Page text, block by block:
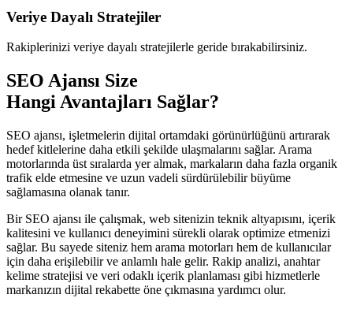
Veriye Dayalı Stratejiler
Rakiplerinizi veriye dayalı stratejilerle geride bırakabilirsiniz.
SEO Ajansı Size
Hangi Avantajları Sağlar?
SEO ajansı, işletmelerin dijital ortamdaki görünürlüğünü artırarak
hedef kitlelerine daha etkili şekilde ulaşmalarını sağlar. Arama
motorlarında üst sıralarda yer almak, markaların daha fazla organik
trafik elde etmesine ve uzun vadeli sürdürülebilir büyüme
sağlamasına olanak tanır.
Bir SEO ajansı ile çalışmak, web sitenizin teknik altyapısını, içerik
kalitesini ve kullanıcı deneyimini sürekli olarak optimize etmenizi
sağlar. Bu sayede siteniz hem arama motorları hem de kullanıcılar
için daha erişilebilir ve anlamlı hale gelir. Rakip analizi, anahtar
kelime stratejisi ve veri odaklı içerik planlaması gibi hizmetlerle
markanızın dijital rekabette öne çıkmasına yardımcı olur.